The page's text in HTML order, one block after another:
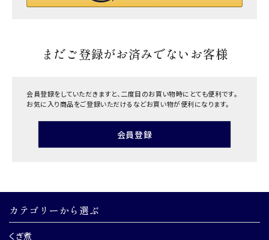
まだご登録がお済みでないお客様
会員登録をしていただきますと、二度目のお買い物時にとても便利です。
お気に入り商品をご登録いただけるなどお買い物が便利になります。
会員登録
カテゴリーから選ぶ
くぎ煮